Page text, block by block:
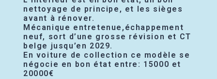
nettoyage de principe, et les sièges
avant à rénover.
Mécanique entretenue,échappement
neuf, sort d’une grosse révision et CT
belge jusqu’en 2029.
En voiture de collection ce modèle se
négocie en bon état entre: 15000 et
20000€